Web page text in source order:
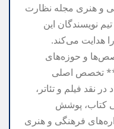
و هنری مجله نظارت
تیم نویسندگان این
هدایت می‌کند.
و حوزه‌های
تخصص اصلی
در نقد فیلم و تئاتر،
کتاب، پوشش
فرهنگی و هنری